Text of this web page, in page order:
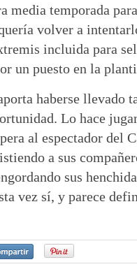
media temporada
volver a
incluida para
un puesto en la
haberse llevado
Lo hace
al espectador del
a sus
sus
vez sí, y parece